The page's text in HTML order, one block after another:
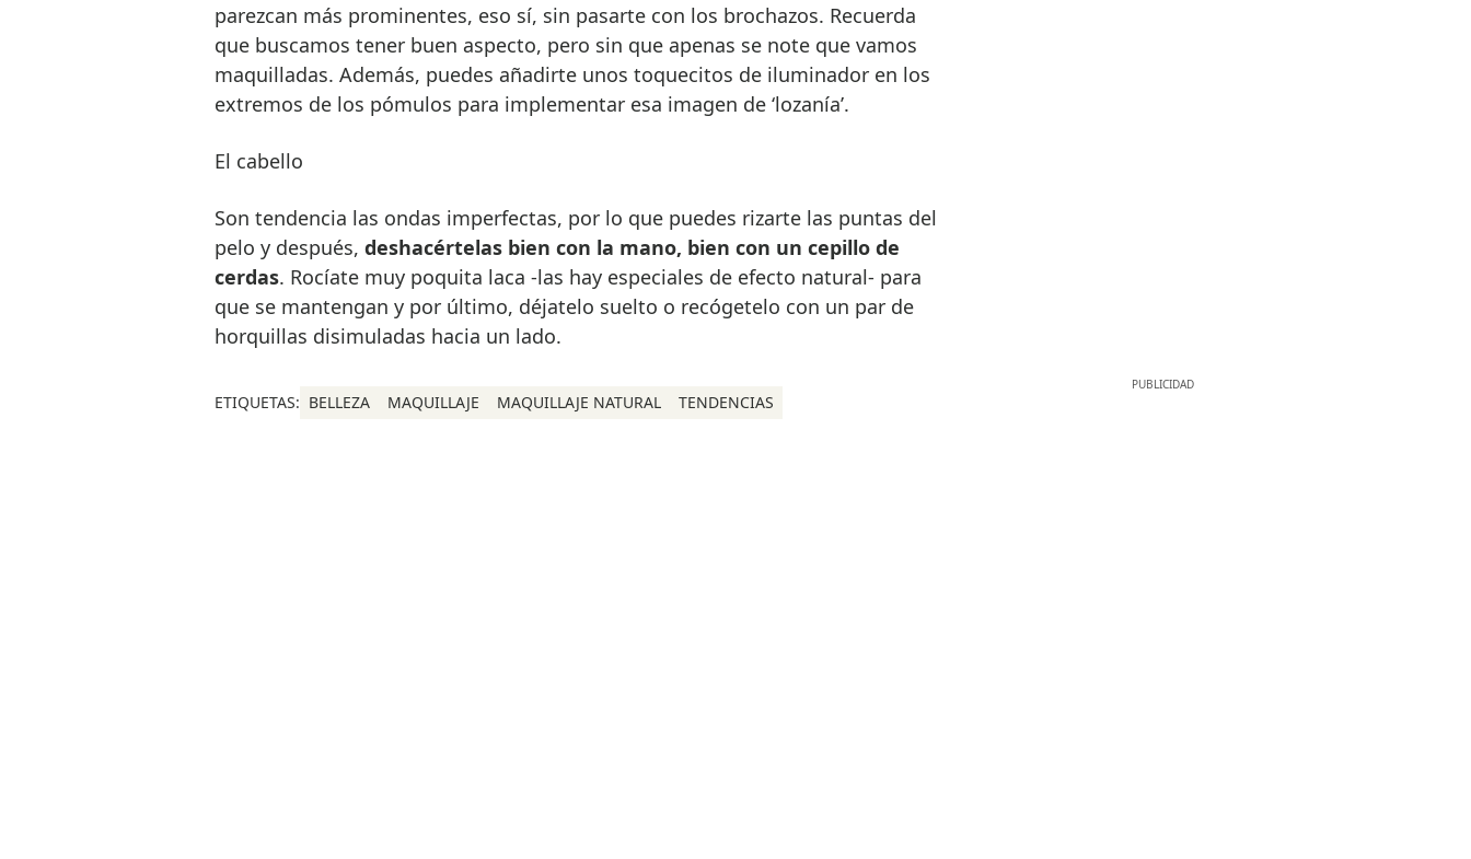
parezcan más prominentes, eso sí, sin pasarte con los brochazos. Recuerda
que buscamos tener buen aspecto, pero sin que apenas se note que vamos
maquilladas. Además, puedes añadirte unos toquecitos de iluminador en los
extremos de los pómulos para implementar esa imagen de ‘lozanía’.
El cabello
Son tendencia las ondas imperfectas, por lo que puedes rizarte las puntas del
pelo y después, deshacértelas bien con la mano, bien con un cepillo de
cerdas. Rocíate muy poquita laca -las hay especiales de efecto natural- para
que se mantengan y por último, déjatelo suelto o recógetelo con un par de
horquillas disimuladas hacia un lado.
ETIQUETAS: BELLEZA MAQUILLAJE MAQUILLAJE NATURAL TENDENCIAS